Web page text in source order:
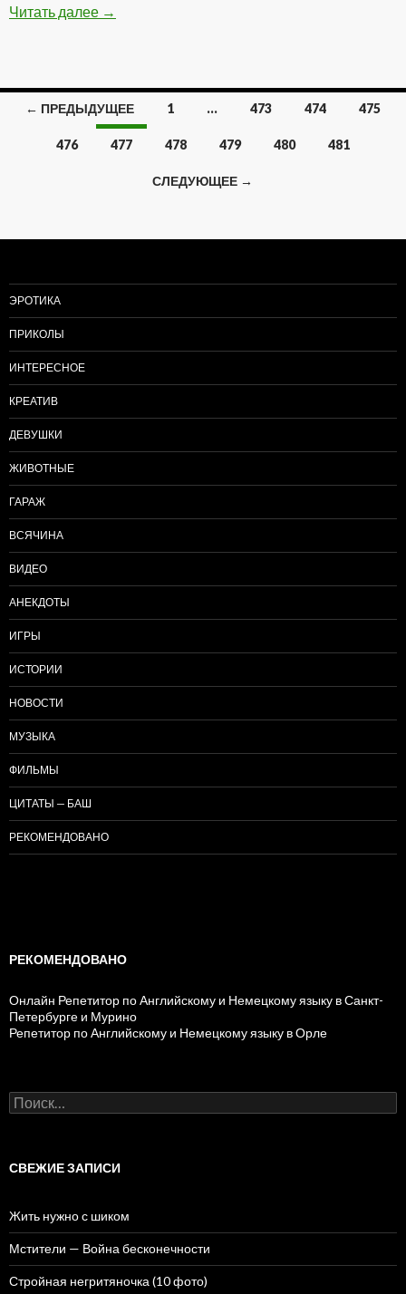
Читать далее Статический локальный IP адрес
→
Навигация
← ПРЕДЫДУЩЕЕ 1 … 473 474 475
476 477 478 479 480 481
СЛЕДУЮЩЕЕ →
ЭРОТИКА
ПРИКОЛЫ
ИНТЕРЕСНОЕ
КРЕАТИВ
ДЕВУШКИ
ЖИВОТНЫЕ
ГАРАЖ
ВСЯЧИНА
ВИДЕО
АНЕКДОТЫ
ИГРЫ
ИСТОРИИ
НОВОСТИ
МУЗЫКА
ФИЛЬМЫ
ЦИТАТЫ — БАШ
РЕКОМЕНДОВАНО
РЕКОМЕНДОВАНО
Онлайн Репетитор по Английскому и Немецкому языку в Санкт-
Петербурге и Мурино
Репетитор по Английскому и Немецкому языку в Орле
Н
а
и
СВЕЖИЕ ЗАПИСИ
Жить нужно с шиком
Мстители — Война бесконечности
Стройная негритяночка (10 фото)